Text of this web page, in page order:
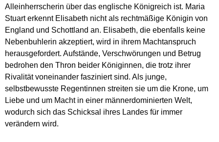
Alleinherrscherin über das englische Königreich ist. Maria
Stuart erkennt Elisabeth nicht als rechtmäßige Königin von
England und Schottland an. Elisabeth, die ebenfalls keine
Nebenbuhlerin akzeptiert, wird in ihrem Machtanspruch
herausgefordert. Aufstände, Verschwörungen und Betrug
bedrohen den Thron beider Königinnen, die trotz ihrer
Rivalität voneinander fasziniert sind. Als junge,
selbstbewusste Regentinnen streiten sie um die Krone, um
Liebe und um Macht in einer männerdominierten Welt,
wodurch sich das Schicksal ihres Landes für immer
verändern wird.